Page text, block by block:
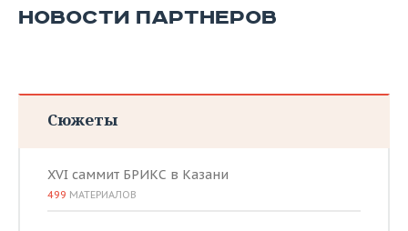
НОВОСТИ ПАРТНЕРОВ
Сюжеты
XVI саммит БРИКС в Казани
499 МАТЕРИАЛОВ